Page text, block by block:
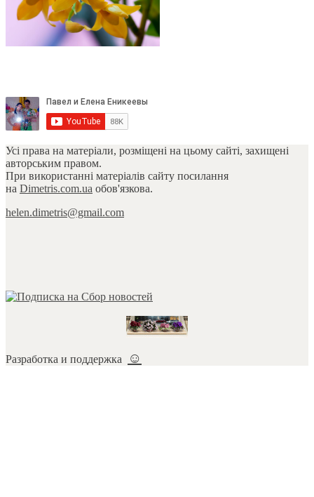
Усі права на матеріали, розміщені на цьому сайті, захищені
авторським правом.
При використанні матеріалів сайту посилання
на Dimetris.com.ua обов'язкова.
helen.dimetris@gmail.com
Разработка и поддержка ☺